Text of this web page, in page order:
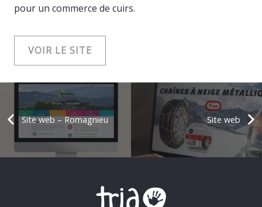
pour un commerce de cuirs.
VOIR LE SITE
Site web – Romagnieu Site web